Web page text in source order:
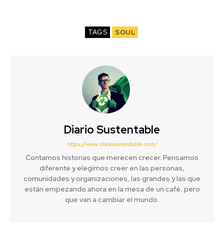
TAGS SOUL
Diario Sustentable
https://www.diariosustentable.com/
Contamos historias que merecen crecer. Pensamos
diferente y elegimos creer en las personas,
comunidades y organizaciones, las grandes y las que
están empezando ahora en la mesa de un café, pero
que van a cambiar el mundo.